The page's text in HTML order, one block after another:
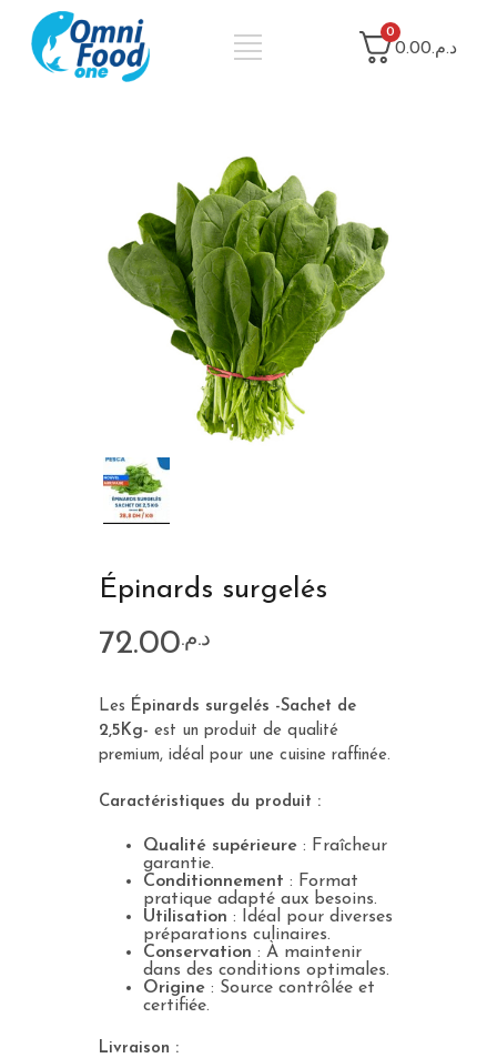
0
د.م.0.00
Épinards surgelés
د.م.72.00
Les Épinards surgelés -Sachet de
2,5Kg- est un produit de qualité
premium, idéal pour une cuisine raffinée.
Caractéristiques du produit :
Qualité supérieure : Fraîcheur
garantie.
Conditionnement : Format
pratique adapté aux besoins.
Utilisation : Idéal pour diverses
préparations culinaires.
Conservation : À maintenir
dans des conditions optimales.
Origine : Source contrôlée et
certifiée.
Livraison :